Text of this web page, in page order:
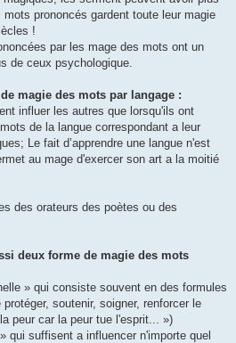
prononcés gardent toute leur magie
!
par les mage des mots ont un
de ceux psychologique.
magie des mots par langage :
influer les autres que lorsqu'ils ont
de la langue correspondant a leur
Le fait d’apprendre une langue n'est
au mage d'exercer son art a la moitié
des orateurs des poètes ou des
deux forme de magie des mots
» qui consiste souvent en des formules
soutenir, soigner, renforcer le
peur car la peur tue l'esprit... »)
qui suffisent a influencer n'importe quel